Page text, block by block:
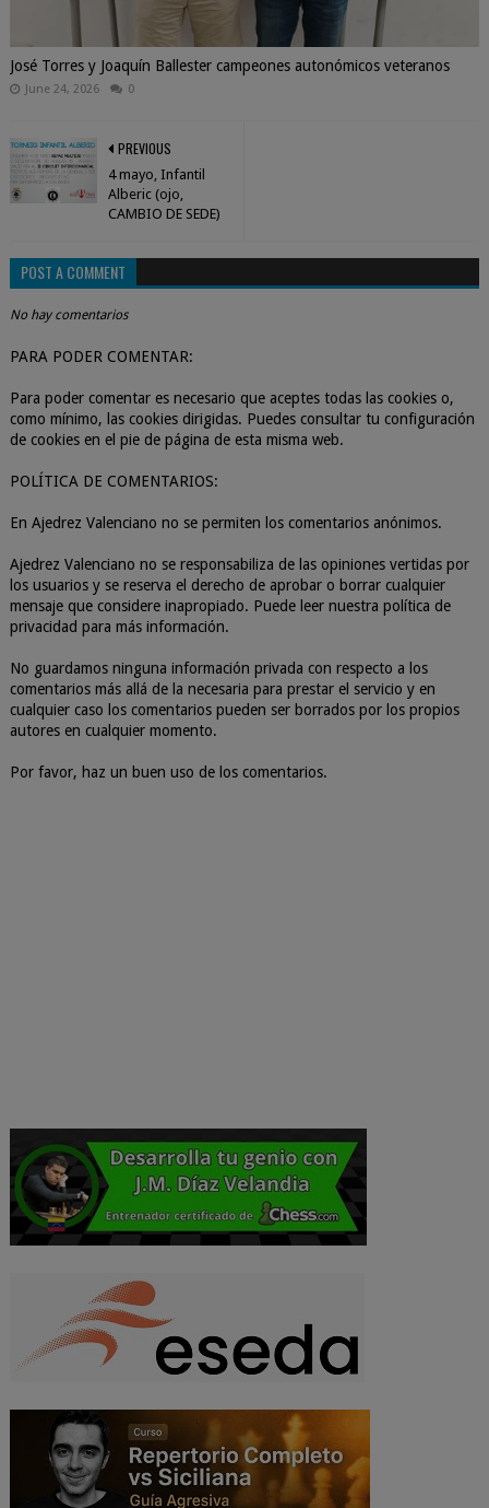
José Torres y Joaquín Ballester campeones autonómicos veteranos
June 24, 2026 0
PREVIOUS
4 mayo, Infantil
Alberic (ojo,
CAMBIO DE SEDE)
POST A COMMENT
No hay comentarios
PARA PODER COMENTAR:
Para poder comentar es necesario que aceptes todas las cookies o,
como mínimo, las cookies dirigidas. Puedes consultar tu configuración
de cookies en el pie de página de esta misma web.
POLÍTICA DE COMENTARIOS:
En Ajedrez Valenciano no se permiten los comentarios anónimos.
Ajedrez Valenciano no se responsabiliza de las opiniones vertidas por
los usuarios y se reserva el derecho de aprobar o borrar cualquier
mensaje que considere inapropiado. Puede leer nuestra política de
privacidad para más información.
No guardamos ninguna información privada con respecto a los
comentarios más allá de la necesaria para prestar el servicio y en
cualquier caso los comentarios pueden ser borrados por los propios
autores en cualquier momento.
Por favor, haz un buen uso de los comentarios.